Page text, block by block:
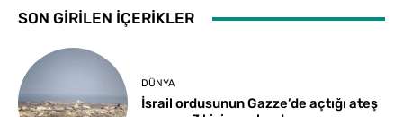
SON GİRİLEN İÇERİKLER
DÜNYA
İsrail ordusunun Gazze’de açtığı ateş